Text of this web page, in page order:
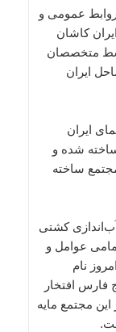
روابط عمومی و
کاشان
متخصصان
ایران
ایران
شده و
ساخته
کشتی
عوامل و
نام
افتخار
مجتمع مایه